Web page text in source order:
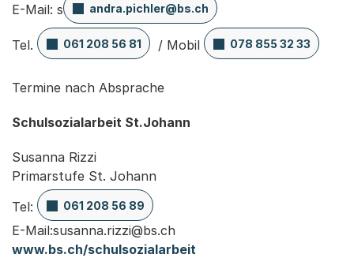
E-Mail: s
andra.pichler@bs.ch
Tel. 061 208 56 81 / Mobil 078 855 32 33
Termine nach Absprache
Schulsozialarbeit St.Johann
Susanna Rizzi
Primarstufe St. Johann
Tel:
061 208 56 89
E-Mail:susanna.rizzi@bs.ch
www.bs.ch/schulsozialarbeit